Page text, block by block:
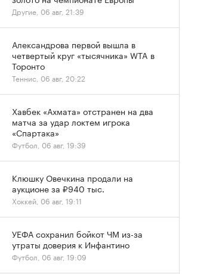
Другие, 06 авг, 21:39
Александрова первой вышла в
четвертый круг «тысячника» WTA в
Торонто
Теннис, 06 авг, 20:22
Хавбек «Ахмата» отстранен на два
матча за удар локтем игрока
«Спартака»
Футбол, 06 авг, 19:39
Клюшку Овечкина продали на
аукционе за ₽940 тыс.
Хоккей, 06 авг, 19:11
УЕФА сохранил бойкот ЧМ из-за
утраты доверия к Инфантино
Футбол, 06 авг, 19:09